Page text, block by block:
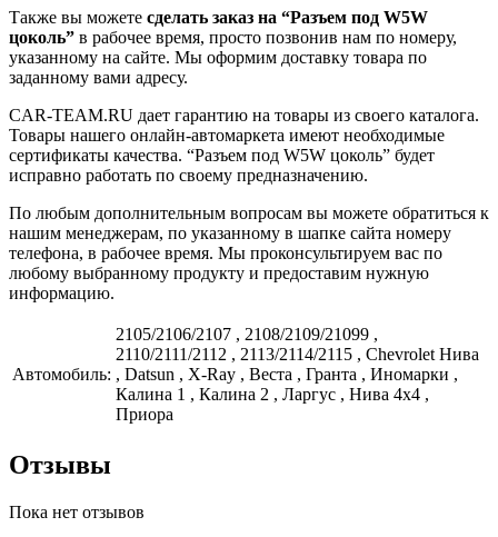
Также вы можете сделать заказ на “Разъем под W5W
цоколь” в рабочее время, просто позвонив нам по номеру,
указанному на сайте. Мы оформим доставку товара по
заданному вами адресу.
CAR-TEAM.RU дает гарантию на товары из своего каталога.
Товары нашего онлайн-автомаркета имеют необходимые
сертификаты качества. “Разъем под W5W цоколь” будет
исправно работать по своему предназначению.
По любым дополнительным вопросам вы можете обратиться к
нашим менеджерам, по указанному в шапке сайта номеру
телефона, в рабочее время. Мы проконсультируем вас по
любому выбранному продукту и предоставим нужную
информацию.
Автомобиль:
2105/2106/2107 , 2108/2109/21099 ,
2110/2111/2112 , 2113/2114/2115 , Chevrolet Нива
, Datsun , X-Ray , Веста , Гранта , Иномарки ,
Калина 1 , Калина 2 , Ларгус , Нива 4x4 ,
Приора
Отзывы
Пока нет отзывов